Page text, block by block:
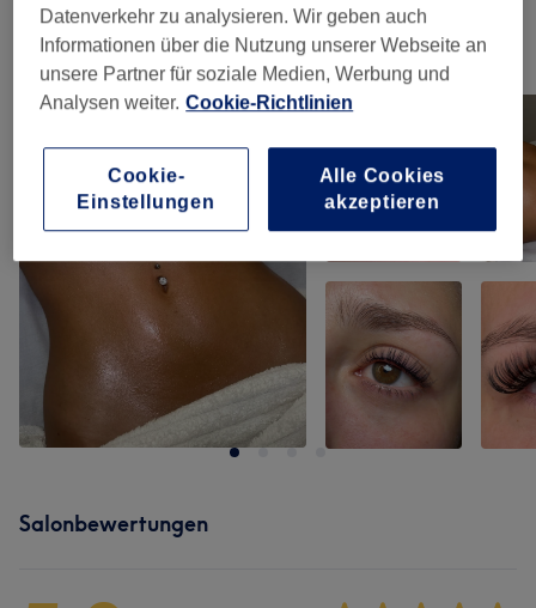
Unsere Arbeit
Bild anklicken für weitere Details
Salonbewertungen
Datenverkehr zu analysieren. Wir geben auch
Informationen über die Nutzung unserer Webseite an
unsere Partner für soziale Medien, Werbung und
Analysen weiter. Cookie-Richtlinien
Cookie-
Einstellungen
Alle Cookies
akzeptieren